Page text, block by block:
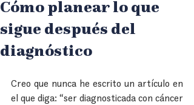
Cómo planear lo que
sigue después del
diagnóstico
Creo que nunca he escrito un artículo en
el que diga: “ser diagnosticada con cáncer